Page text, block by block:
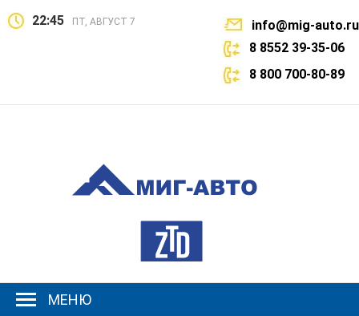
22:45 ПТ, АВГУСТ 7
info@mig-auto.ru
8 8552 39-35-06
8 800 700-80-89
МЕНЮ